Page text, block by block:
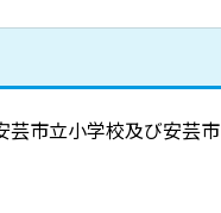
市立小学校及び安芸市